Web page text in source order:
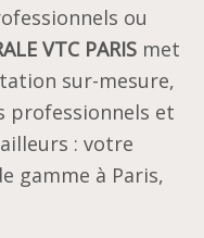
ou
VTC PARIS met
sur-mesure,
professionnels et
: votre
gamme à Paris,